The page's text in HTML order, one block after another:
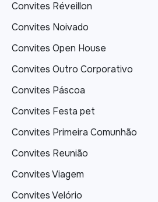
Convites Réveillon
Convites Noivado
Convites Open House
Convites Outro Corporativo
Convites Páscoa
Convites Festa pet
Convites Primeira Comunhão
Convites Reunião
Convites Viagem
Convites Velório